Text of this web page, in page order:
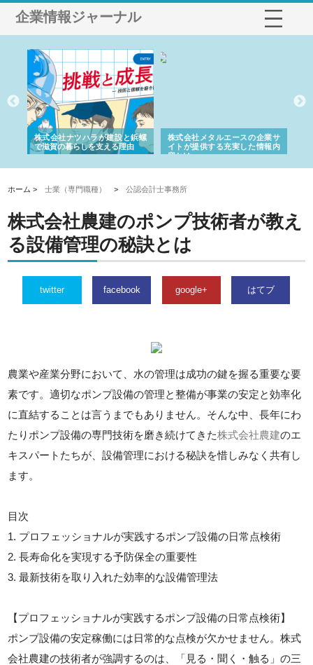
企業情報ジャーナル
株式会社ナツハラが建設と鋲螺
で滋賀の暮らしを支える理由
株式会社メタルエースの企業サ
イトが提供する充実した情報内
容とは
ホーム >士業（専門職種） >公認会計士事務所
株式会社農建のポンプ技術者が教え
る設備管理の秘訣とは
twitter facebook google+ はてブ
農業や産業分野において、水の管理は成功の鍵を握る重要な要
素です。適切なポンプ設備の管理と整備が事業の安定と効率化
に直結することは言うまでもありません。そんな中、長年にわ
たりポンプ設備の専門技術を磨き続けてきた株式会社農建のエ
キスパートたちが、設備管理における秘訣を惜しみなく共有し
ます。
目次
1. プロフェッショナルが実践するポンプ設備の日常点検術
2. 長寿命化を実現する予防保全の重要性
3. 最新技術を取り入れた効率的な設備管理法
【プロフェッショナルが実践するポンプ設備の日常点検術】
ポンプ設備の安定稼働には日常的な点検が欠かせません。株式
会社農建の技術者が強調するのは、「見る・聞く・触る」の三